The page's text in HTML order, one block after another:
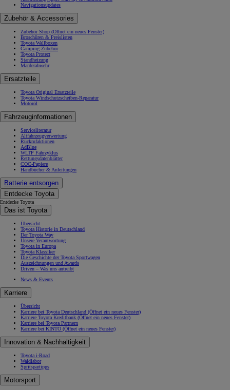
Navigationsupdates
Zubehör & Accessories
Zubehör Shop (Öffnet ein neues Fenster)
Broschüren & Preislisten
Toyota Wallboxen
Camping-Zubehör
Toyota Protect
Standheizung
Marderabwehr
Ersatzteile
Toyota Original Ersatzteile
Toyota Windschutzscheiben-Reparatur
Motoröl
Fahrzeuginformationen
Serviceliteratur
Altfahrzeugverwertung
Rückrufaktionen
AdBlue
WLTP Fahrzyklus
Rettungsdatenblätter
COC-Papiere
Handbücher & Anleitungen
Batterie entsorgen
Entdecke Toyota
Entdecke Toyota
Das ist Toyota
Übersicht
Toyota Historie in Deutschland
Der Toyota Way
Unsere Verantwortung
Toyota in Europa
Toyota Klassiker
Die Geschichte der Toyota Sportwagen
Auszeichnungen und Awards
Driven – Was uns antreibt
News & Events
Karriere
Übersicht
Karriere bei Toyota Deutschland (Öffnet ein neues Fenster)
Karriere Toyota Kreditbank (Öffnet ein neues Fenster)
Karriere bei Toyota Partnern
Karriere bei KINTO (Öffnet ein neues Fenster)
Innovation & Nachhaltigkeit
Toyota i-Road
Waldlabor
Spritspartipps
Motorsport